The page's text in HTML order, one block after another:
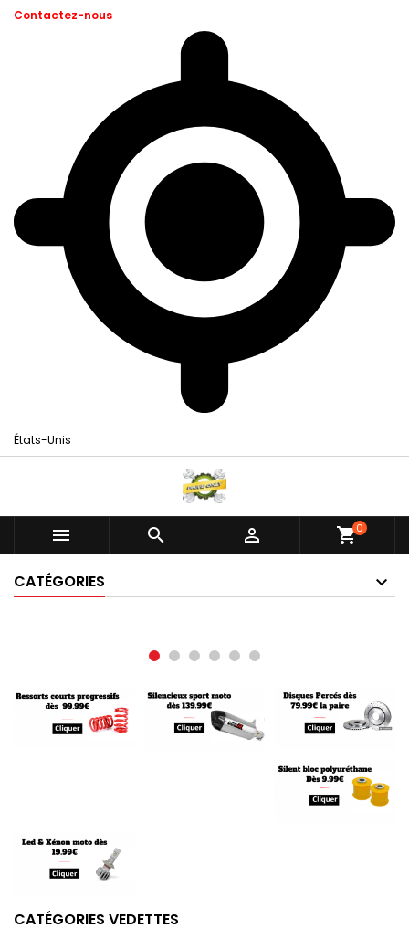
Contactez-nous
États-Unis
   shopping_cart0
CATÉGORIES
CATÉGORIES VEDETTES